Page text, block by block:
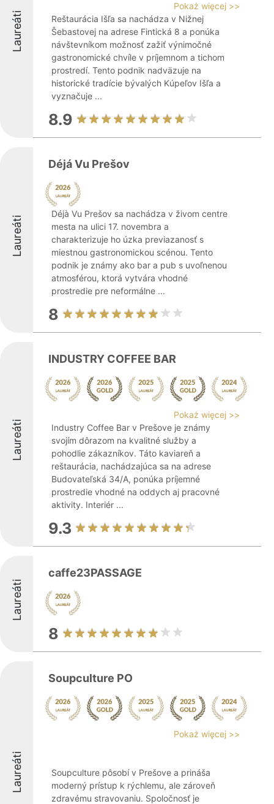
Laureáti
Pokaż więcej >>
Reštaurácia Išľa sa nachádza v Nižnej
Šebastovej na adrese Fintická 8 a ponúka
návštevníkom možnosť zažiť výnimočné
gastronomické chvíle v príjemnom a tichom
prostredí. Tento podnik nadväzuje na
historické tradície bývalých Kúpeľov Išľa a
vyznačuje ...
8.9
Laureáti
Déjá Vu Prešov
Déjà Vu Prešov sa nachádza v živom centre
mesta na ulici 17. novembra a
charakterizuje ho úzka previazanosť s
miestnou gastronomickou scénou. Tento
podnik je známy ako bar a pub s uvoľnenou
atmosférou, ktorá vytvára vhodné
prostredie pre neformálne ...
8
Laureáti
INDUSTRY COFFEE BAR
Pokaż więcej >>
Industry Coffee Bar v Prešove je známy
svojím dôrazom na kvalitné služby a
pohodlie zákazníkov. Táto kaviareň a
reštaurácia, nachádzajúca sa na adrese
Budovateľská 34/A, ponúka príjemné
prostredie vhodné na oddych aj pracovné
aktivity. Interiér ...
9.3
Laureáti
caffe23PASSAGE
8
Laureáti
Soupculture PO
Pokaż więcej >>
Soupculture pôsobí v Prešove a prináša
moderný prístup k rýchlemu, ale zároveň
zdravému stravovaniu. Spoločnosť je